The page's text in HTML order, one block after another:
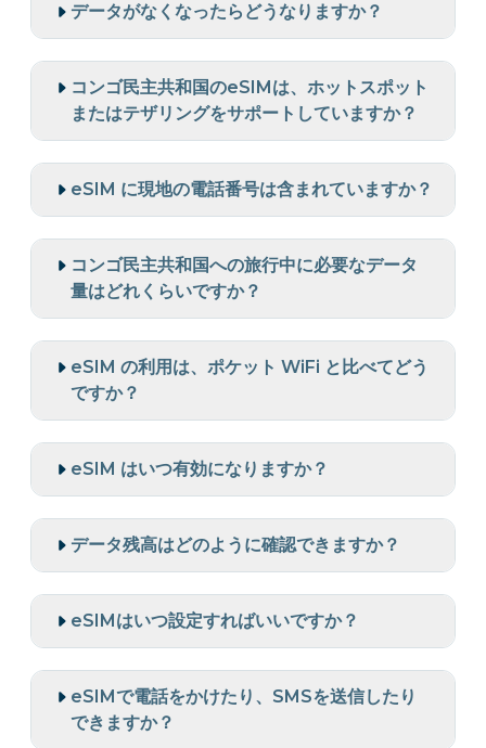
データがなくなったらどうなりますか？
コンゴ民主共和国のeSIMは、ホットスポット
またはテザリングをサポートしていますか？
eSIM に現地の電話番号は含まれていますか？
コンゴ民主共和国への旅行中に必要なデータ
量はどれくらいですか？
eSIM の利用は、ポケット WiFi と比べてどう
ですか？
eSIM はいつ有効になりますか？
データ残高はどのように確認できますか？
eSIMはいつ設定すればいいですか？
eSIMで電話をかけたり、SMSを送信したり
できますか？